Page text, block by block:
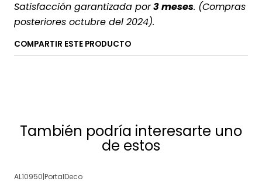
Satisfacción garantizada por3 meses. (Compras
posteriores octubre del 2024).
COMPARTIR ESTE PRODUCTO
También podría interesarte uno
de estos
AL10950|PortalDeco